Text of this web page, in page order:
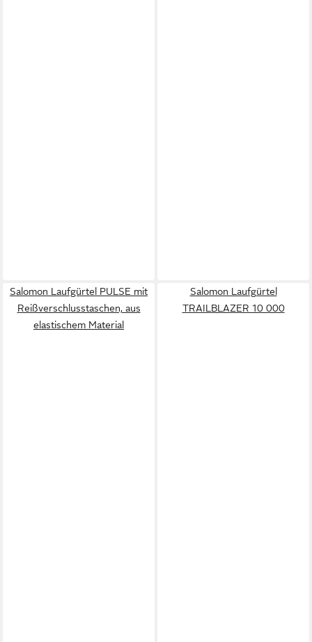
Salomon Laufgürtel PULSE mit
Reißverschlusstaschen, aus
elastischem Material
Salomon Laufgürtel
TRAILBLAZER 10 000